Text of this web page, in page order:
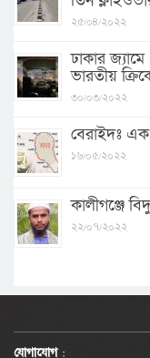
২৫/০৪/২০২২
ঢাকার
ভারতীয়
৩০/০৩/২০২২
বেরাইদঃ এক
১৬/০৫/২০২২
কালীগঞ্জে
২২/০৭/২০২২
যোগাযোগ :